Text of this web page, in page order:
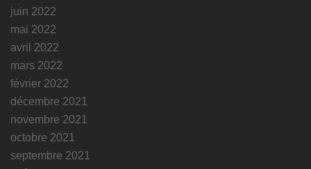
juin 2022
mai 2022
avril 2022
mars 2022
février 2022
décembre 2021
novembre 2021
octobre 2021
septembre 2021